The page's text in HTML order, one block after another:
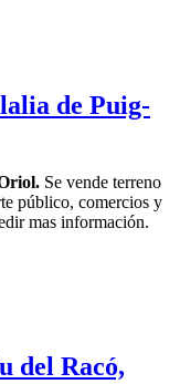
de Puig-
Se vende terreno
público, comercios y
mas información.
del Racó,